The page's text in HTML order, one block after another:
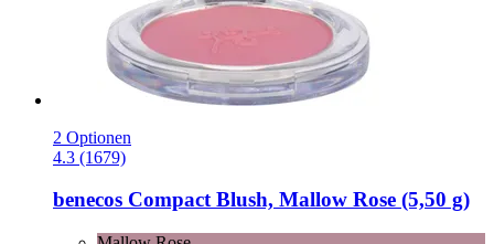
2 Optionen
4.3 (1679)
benecos Compact Blush, Mallow Rose (5,50 g)